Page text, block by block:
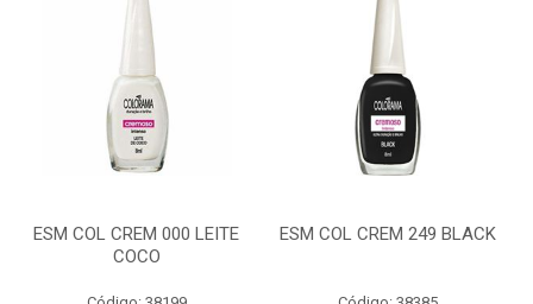
ESM COL CREM 000 LEITE
COCO
ESM COL CREM 249 BLACK